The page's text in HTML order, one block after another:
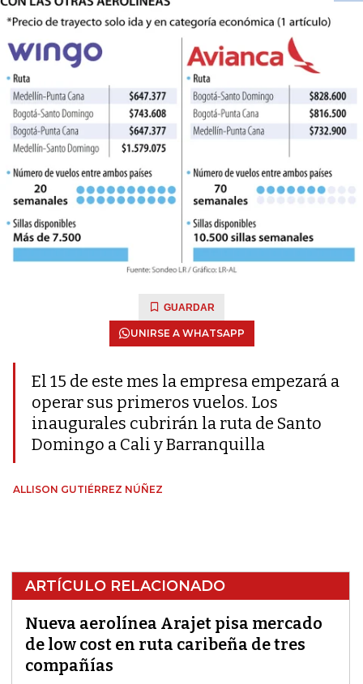
GUARDAR
UNIRSE A WHATSAPP
El 15 de este mes la empresa empezará a
operar sus primeros vuelos. Los
inaugurales cubrirán la ruta de Santo
Domingo a Cali y Barranquilla
ALLISON GUTIÉRREZ NÚÑEZ
ARTÍCULO RELACIONADO
Nueva aerolínea Arajet pisa mercado
de low cost en ruta caribeña de tres
compañías